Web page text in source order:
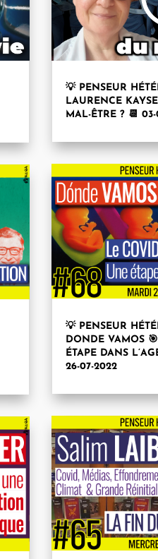
💡 PENSEUR
LAURENCE
MAL-ÊTRE ? 📆
💡 PENSEUR
DONDE VAMOS
ÉTAPE DANS
26-07-2022